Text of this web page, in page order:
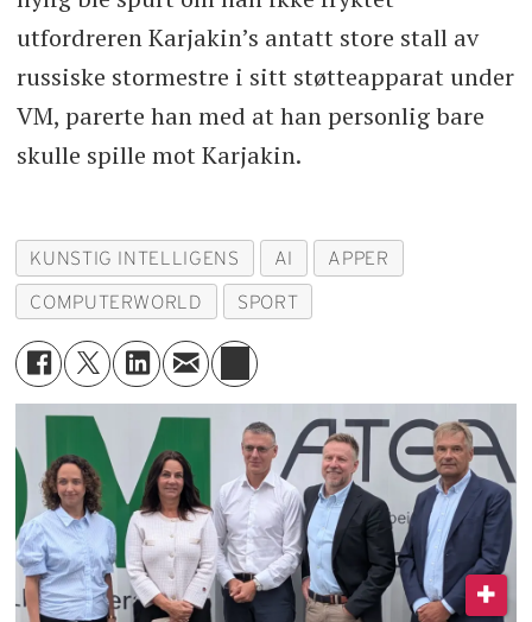
utfordreren Karjakin’s antatt store stall av
russiske stormestre i sitt støtteapparat under
VM, parerte han med at han personlig bare
skulle spille mot Karjakin.
KUNSTIG INTELLIGENS AI APPER
COMPUTERWORLD SPORT